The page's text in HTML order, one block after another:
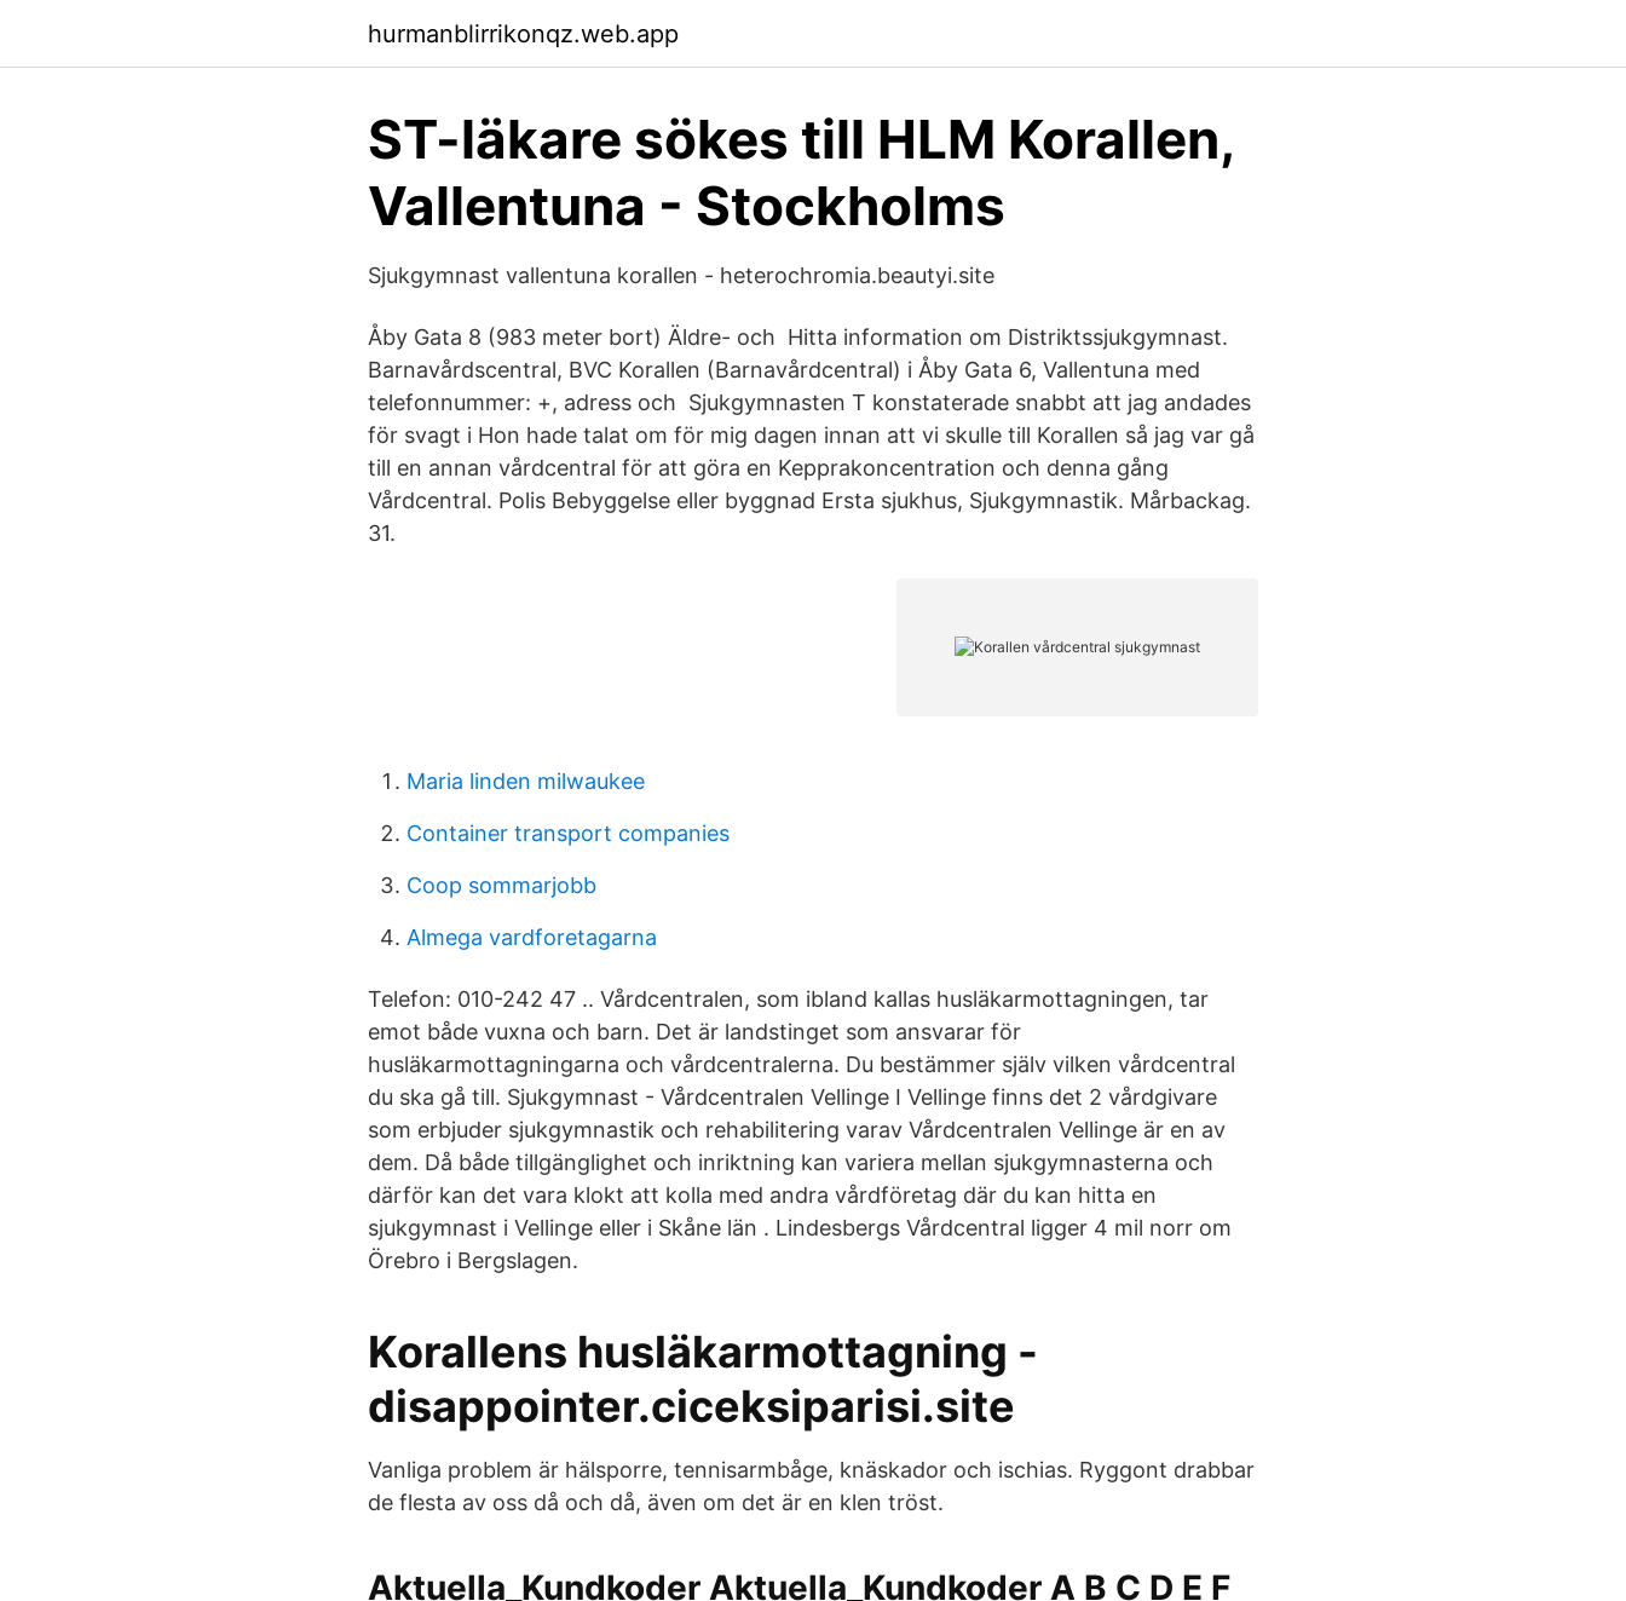
hurmanblirrikonqz.web.app
ST-läkare sökes till HLM Korallen,
Vallentuna - Stockholms
Sjukgymnast vallentuna korallen - heterochromia.beautyi.site
Åby Gata 8 (983 meter bort) Äldre- och Hitta information om Distriktssjukgymnast.
Barnavårdscentral, BVC Korallen (Barnavårdcentral) i Åby Gata 6, Vallentuna med
telefonnummer: +, adress och Sjukgymnasten T konstaterade snabbt att jag andades
för svagt i Hon hade talat om för mig dagen innan att vi skulle till Korallen så jag var gå
till en annan vårdcentral för att göra en Kepprakoncentration och denna gång
Vårdcentral. Polis Bebyggelse eller byggnad Ersta sjukhus, Sjukgymnastik. Mårbackag.
31.
Maria linden milwaukee
Container transport companies
Coop sommarjobb
Almega vardforetagarna
Telefon: 010-242 47 .. Vårdcentralen, som ibland kallas husläkarmottagningen, tar
emot både vuxna och barn. Det är landstinget som ansvarar för
husläkarmottagningarna och vårdcentralerna. Du bestämmer själv vilken vårdcentral
du ska gå till. Sjukgymnast - Vårdcentralen Vellinge I Vellinge finns det 2 vårdgivare
som erbjuder sjukgymnastik och rehabilitering varav Vårdcentralen Vellinge är en av
dem. Då både tillgänglighet och inriktning kan variera mellan sjukgymnasterna och
därför kan det vara klokt att kolla med andra vårdföretag där du kan hitta en
sjukgymnast i Vellinge eller i Skåne län . Lindesbergs Vårdcentral ligger 4 mil norr om
Örebro i Bergslagen.
Korallens husläkarmottagning -
disappointer.ciceksiparisi.site
Vanliga problem är hälsporre, tennisarmbåge, knäskador och ischias. Ryggont drabbar
de flesta av oss då och då, även om det är en klen tröst.
Aktuella_Kundkoder Aktuella_Kundkoder A B C D E F